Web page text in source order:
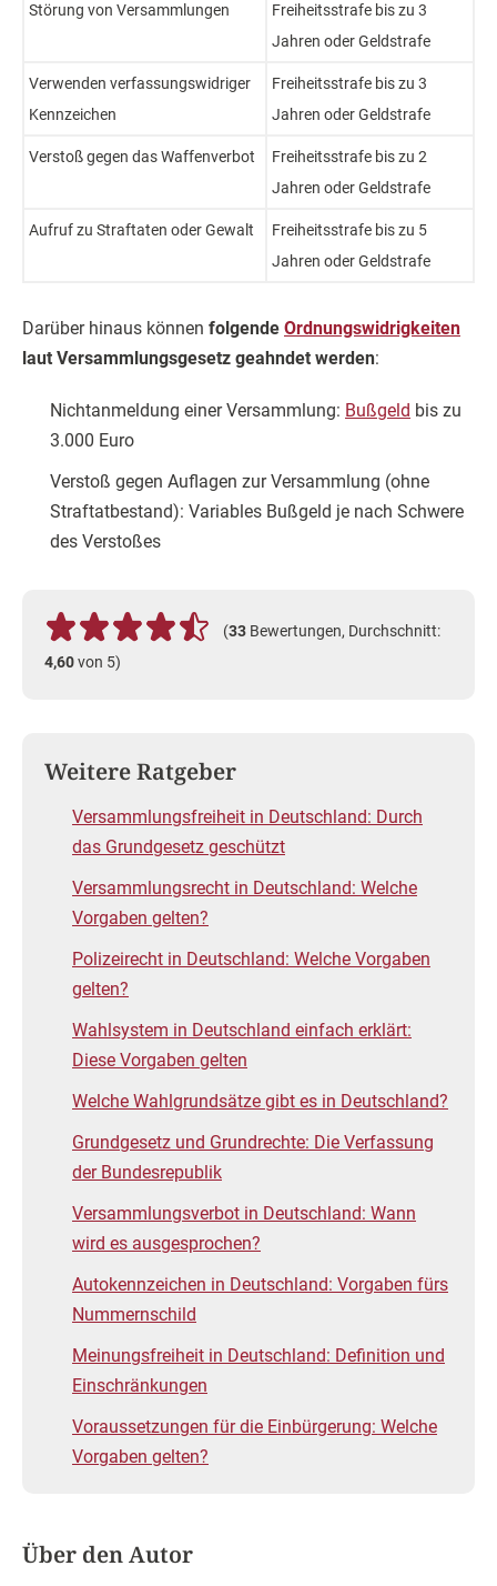
Störung von Versammlungen
Freiheitsstrafe bis zu 3
Jahren oder Geldstrafe
Verwenden verfassungswidriger
Kennzeichen
Freiheitsstrafe bis zu 3
Jahren oder Geldstrafe
Verstoß gegen das Waffenverbot
Freiheitsstrafe bis zu 2
Jahren oder Geldstrafe
Aufruf zu Straftaten oder Gewalt
Freiheitsstrafe bis zu 5
Jahren oder Geldstrafe
Darüber hinaus können folgende Ordnungswidrigkeiten
laut Versammlungsgesetz geahndet werden:
Nichtanmeldung einer Versammlung: Bußgeld bis zu
3.000 Euro
Verstoß gegen Auflagen zur Versammlung (ohne
Straftatbestand): Variables Bußgeld je nach Schwere
des Verstoßes
(33 Bewertungen, Durchschnitt:
4,60von 5)
Weitere Ratgeber
Versammlungsfreiheit in Deutschland: Durch
das Grundgesetz geschützt
Versammlungsrecht in Deutschland: Welche
Vorgaben gelten?
Polizeirecht in Deutschland: Welche Vorgaben
gelten?
Wahlsystem in Deutschland einfach erklärt:
Diese Vorgaben gelten
Welche Wahlgrundsätze gibt es in Deutschland?
Grundgesetz und Grundrechte: Die Verfassung
der Bundesrepublik
Versammlungsverbot in Deutschland: Wann
wird es ausgesprochen?
Autokennzeichen in Deutschland: Vorgaben fürs
Nummernschild
Meinungsfreiheit in Deutschland: Definition und
Einschränkungen
Voraussetzungen für die Einbürgerung: Welche
Vorgaben gelten?
Über den Autor